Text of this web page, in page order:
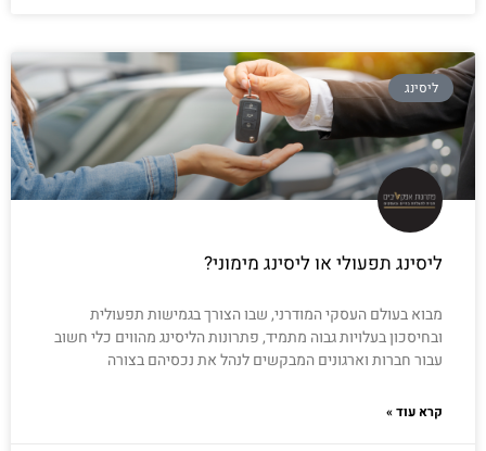
ליסינג
ליסינג תפעולי או ליסינג מימוני?
מבוא בעולם העסקי המודרני, שבו הצורך בגמישות תפעולית
ובחיסכון בעלויות גבוה מתמיד, פתרונות הליסינג מהווים כלי חשוב
עבור חברות וארגונים המבקשים לנהל את נכסיהם בצורה
קרא עוד »